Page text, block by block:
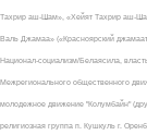
Тахрир аш-Шам», «Хейят Тахрир аш-
Валь Джамаа» («Красноярский
Национал-социализм/Белаясила,
Межрегионального общественного
молодежное движение "Колумбайн"
религиозная группа п. Кушкуль г.